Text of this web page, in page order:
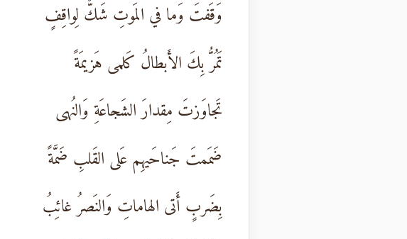
وَقَفتَ وَما في المَوتِ شَكٌّ لِواقِفٍ
تَمُرُّ بِكَ الأَبطالُ كَلمى هَزيمَةً
تَجاوَزتَ مِقدارَ الشَجاعَةِ وَالنُهى
ضَمَمتَ جَناحَيهِم عَلى القَلبِ ضَمَّةً
بِضَربٍ أَتى الهاماتِ وَالنَصرُ غائِبُ